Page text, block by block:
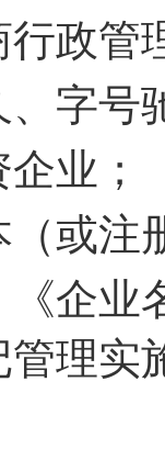
行政
、字
业；
（或
企业
管理